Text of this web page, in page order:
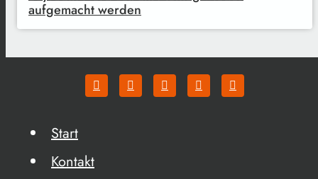
aufgemacht werden
Start
Kontakt